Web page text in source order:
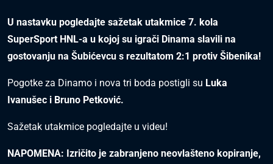
U nastavku pogledajte sažetak utakmice 7. kola
SuperSport HNL-a u kojoj su igrači Dinama slavili na
gostovanju na Šubićevcu s rezultatom 2:1 protiv Šibenika!
Pogotke za Dinamo i nova tri boda postigli su Luka
Ivanušec i Bruno Petković.
Sažetak utakmice pogledajte u videu!
NAPOMENA: Izričito je zabranjeno neovlašteno kopiranje,